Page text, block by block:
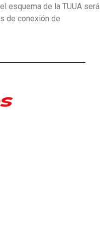
esquema de la TUUA será
de conexión de